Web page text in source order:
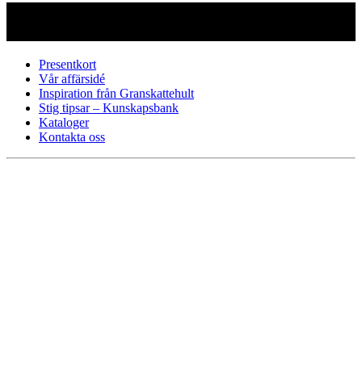
Presentkort
Vår affärsidé
Inspiration från Granskattehult
Stig tipsar – Kunskapsbank
Kataloger
Kontakta oss